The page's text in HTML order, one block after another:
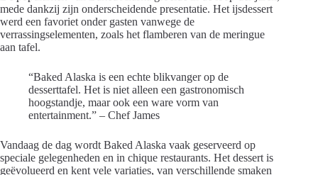
mede dankzij zijn onderscheidende presentatie. Het ijsdessert
werd een favoriet onder gasten vanwege de
verrassingselementen, zoals het flamberen van de meringue
aan tafel.
“Baked Alaska is een echte blikvanger op de
desserttafel. Het is niet alleen een gastronomisch
hoogstandje, maar ook een ware vorm van
entertainment.” – Chef James
Vandaag de dag wordt Baked Alaska vaak geserveerd op
speciale gelegenheden en in chique restaurants. Het dessert is
geëvolueerd en kent vele variaties, van verschillende smaken